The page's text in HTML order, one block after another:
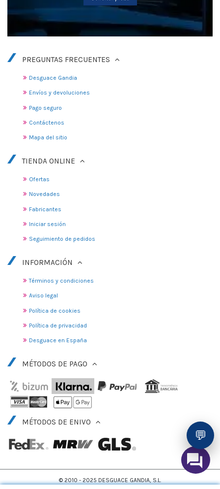
PREGUNTAS FRECUENTES
Desguace Gandia
Envíos y devoluciones
Pago seguro
Contáctenos
Mapa del sitio
TIENDA ONLINE
Ofertas
Novedades
Fabricantes
Iniciar sesión
Seguimiento de pedidos
INFORMACIÓN
Términos y condiciones
Aviso legal
Política de cookies
Política de privacidad
Desguace en España
MÉTODOS DE PAGO
MÉTODOS DE ENIVO
💬
© 2010 - 2025 DESGUACE GANDIA, S.L.